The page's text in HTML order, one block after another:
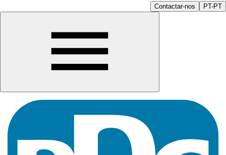
Contactar-nos PT-PT